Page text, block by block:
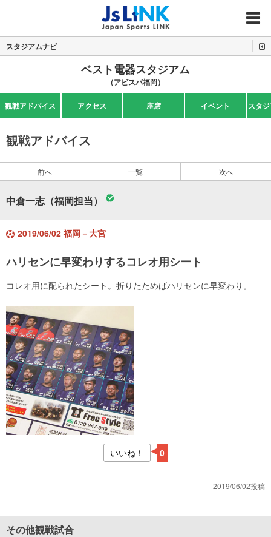
MENU
スタジアムナビ
ベスト電器スタジアム
（アビスパ福岡）
観戦アドバイス アクセス 座席 イベント スタ
観戦アドバイス
前へ 一覧 次へ
中倉一志（福岡担当）
2019/06/02 福岡－大宮
ハリセンに早変わりするコレオ用シート
コレオ用に配られたシート。折りたためばハリセンに早変わり。
いいね！ 0
2019/06/02投稿
その他観戦試合